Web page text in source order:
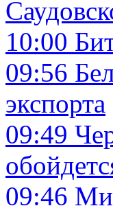
10:00
09:56
экспорта
09:49
09:46